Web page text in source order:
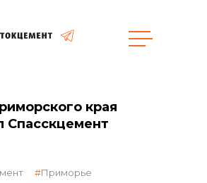
края
Спасскцемент
Приморье